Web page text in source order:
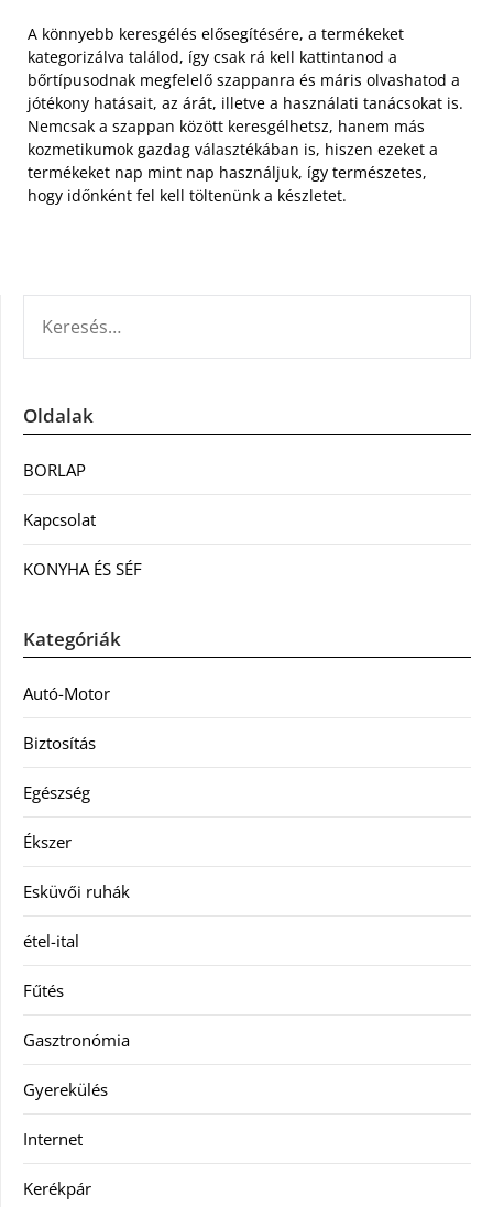
A könnyebb keresgélés elősegítésére, a termékeket
kategorizálva találod, így csak rá kell kattintanod a
bőrtípusodnak megfelelő szappanra és máris olvashatod a
jótékony hatásait, az árát, illetve a használati tanácsokat is.
Nemcsak a szappan között keresgélhetsz, hanem más
kozmetikumok gazdag választékában is, hiszen ezeket a
termékeket nap mint nap használjuk, így természetes,
hogy időnként fel kell töltenünk a készletet.
Oldalak
BORLAP
Kapcsolat
KONYHA ÉS SÉF
Kategóriák
Autó-Motor
Biztosítás
Egészség
Ékszer
Esküvői ruhák
étel-ital
Fűtés
Gasztronómia
Gyerekülés
Internet
Kerékpár